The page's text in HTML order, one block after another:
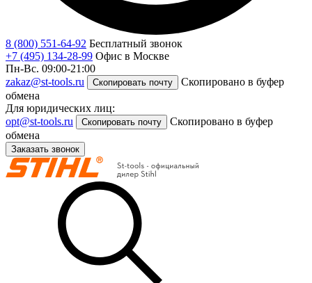
8 (800) 551-64-92 Бесплатный звонок
+7 (495) 134-28-99 Офис в Москве
Пн-Вс. 09:00-21:00
zakaz@st-tools.ru
Скопировать почту
Скопировано в буфер
обмена
Для юридических лиц:
opt@st-tools.ru
Скопировать почту
Скопировано в буфер
обмена
Заказать звонок